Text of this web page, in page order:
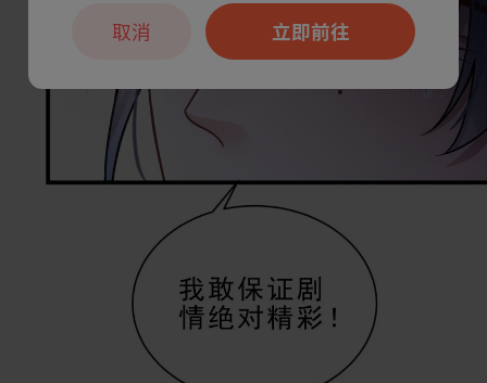
立即前往
取消